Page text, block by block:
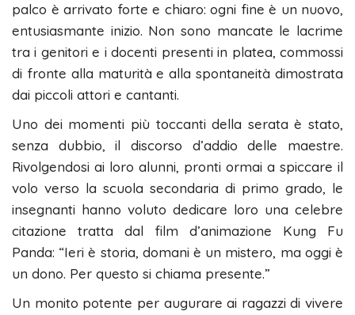
palco è arrivato forte e chiaro: ogni fine è un nuovo,
entusiasmante inizio. Non sono mancate le lacrime
tra i genitori e i docenti presenti in platea, commossi
di fronte alla maturità e alla spontaneità dimostrata
dai piccoli attori e cantanti.
​Uno dei momenti più toccanti della serata è stato,
senza dubbio, il discorso d’addio delle maestre.
Rivolgendosi ai loro alunni, pronti ormai a spiccare il
volo verso la scuola secondaria di primo grado, le
insegnanti hanno voluto dedicare loro una celebre
citazione tratta dal film d’animazione Kung Fu
Panda: “Ieri è storia, domani è un mistero, ma oggi è
un dono. Per questo si chiama presente.”
​Un monito potente per augurare ai ragazzi di vivere